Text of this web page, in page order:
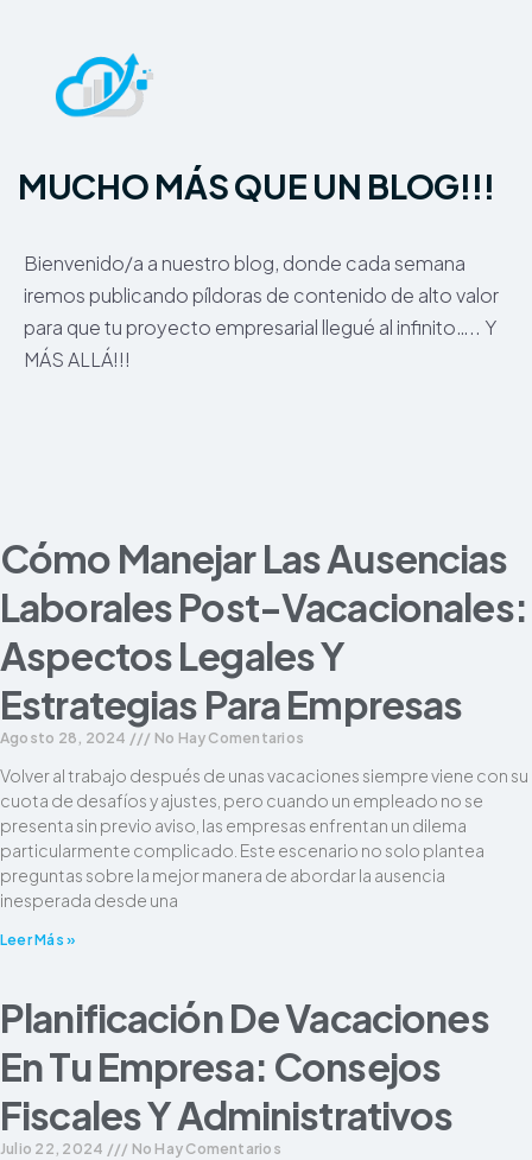
MUCHO MÁS QUE UN BLOG!!!
Bienvenido/a a nuestro blog, donde cada semana
iremos publicando píldoras de contenido de alto valor
para que tu proyecto empresarial llegué al infinito….. Y
MÁS ALLÁ!!!
Cómo Manejar Las Ausencias
Laborales Post-Vacacionales:
Aspectos Legales Y
Estrategias Para Empresas
Agosto 28, 2024 No Hay Comentarios
Volver al trabajo después de unas vacaciones siempre viene con su
cuota de desafíos y ajustes, pero cuando un empleado no se
presenta sin previo aviso, las empresas enfrentan un dilema
particularmente complicado. Este escenario no solo plantea
preguntas sobre la mejor manera de abordar la ausencia
inesperada desde una
Leer Más »
Planificación De Vacaciones
En Tu Empresa: Consejos
Fiscales Y Administrativos
Julio 22, 2024 No Hay Comentarios